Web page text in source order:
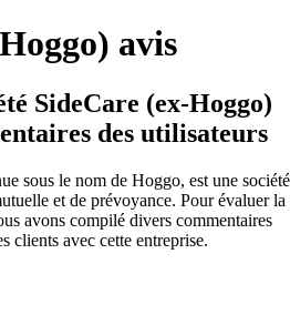
avis
SideCare (ex-Hoggo)
des utilisateurs
sous le nom de Hoggo, est une société
et de prévoyance. Pour évaluer la
avons compilé divers commentaires
clients avec cette entreprise.